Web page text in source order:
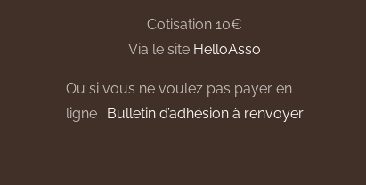
Cotisation 10€
Via le site HelloAsso
Ou si vous ne voulez pas payer en
ligne : Bulletin d’adhésion à renvoyer